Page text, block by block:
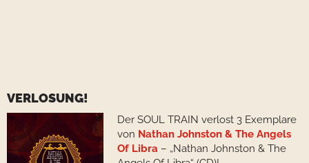
VERLOSUNG!
Der SOUL TRAIN verlost 3 Exemplare
von Nathan Johnston & The Angels
Of Libra – „Nathan Johnston & The